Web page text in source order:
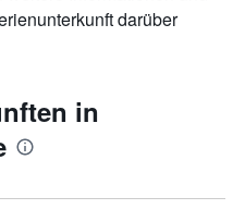
darüber
in